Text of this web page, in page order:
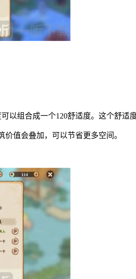
以组合成一个120舒适度。这个舒适
值会叠加，可以节省更多空间。